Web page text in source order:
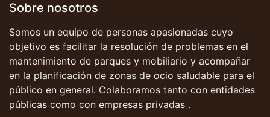
Sobre nosotros
Somos un equipo de personas apasionadas cuyo
objetivo es facilitar la resolución de problemas en el
mantenimiento de parques y mobiliario y acompañar
en la planificación de zonas de ocio saludable para el
público en general. Colaboramos tanto con entidades
públicas como con empresas privadas .